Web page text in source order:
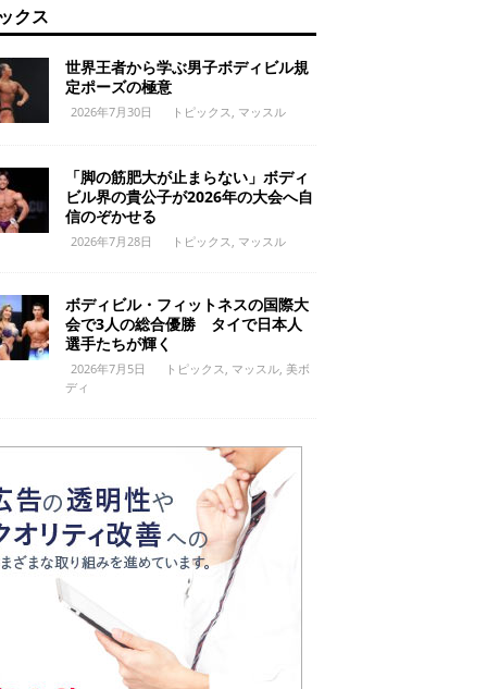
クス
世界王者から学ぶ男子ボディビル規
定ポーズの極意
2026年7月30日 トピックス マッスル
「脚の筋肥大が止まらない」ボディ
ビル界の貴公子が2026年の大会へ自
信のぞかせる
2026年7月28日 トピックス マッスル
ボディビル・フィットネスの国際大
会で3人の総合優勝 タイで日本人
選手たちが輝く
2026年7月5日 トピックス マッスル, 美ボ
ディ